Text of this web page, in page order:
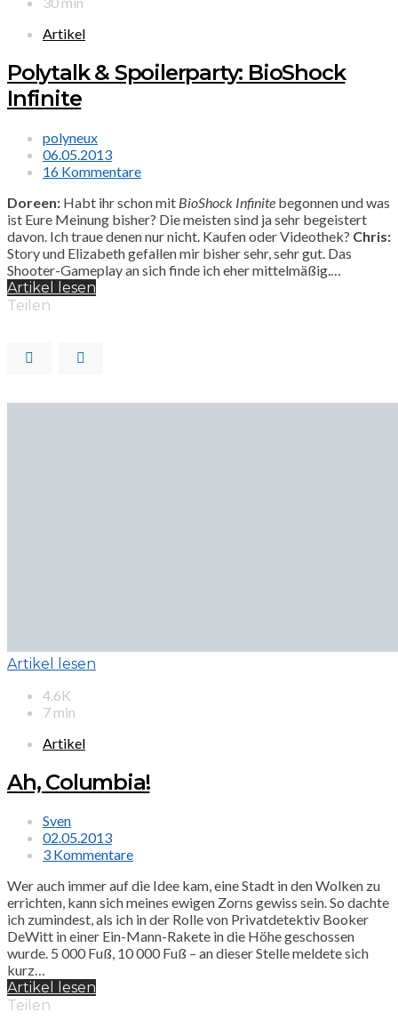
Artikel
Polytalk & Spoilerparty: BioShock
Infinite
polyneux
06.05.2013
16 Kommentare
Doreen: Habt ihr schon mit BioShock Infinite begonnen und was
ist Eure Meinung bisher? Die meisten sind ja sehr begeistert
davon. Ich traue denen nur nicht. Kaufen oder Videothek? Chris:
Story und Elizabeth gefallen mir bisher sehr, sehr gut. Das
Shooter-Gameplay an sich finde ich eher mittelmäßig.…
Artikel lesen
Teilen
Artikel lesen
4.6K
7 min
Artikel
Ah, Columbia!
Sven
02.05.2013
3 Kommentare
Wer auch immer auf die Idee kam, eine Stadt in den Wolken zu
errichten, kann sich meines ewigen Zorns gewiss sein. So dachte
ich zumindest, als ich in der Rolle von Privatdetektiv Booker
DeWitt in einer Ein-Mann-Rakete in die Höhe geschossen
wurde. 5 000 Fuß, 10 000 Fuß – an dieser Stelle meldete sich
kurz…
Artikel lesen
Teilen